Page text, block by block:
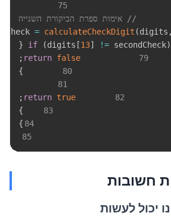
75
// אימות ספרת הביקורת השנייה
= calculateCheckDigit (digits ,
if (digits [13] != secondCheck)
{
79
return false
;
80
}
81
82
return true
;
83
}
84
}
85
חשובות
יכול לעשות